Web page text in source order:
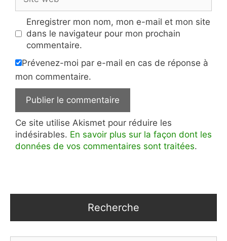
web
Enregistrer mon nom, mon e-mail et mon site
dans le navigateur pour mon prochain
commentaire.
Prévenez-moi par e-mail en cas de réponse à
mon commentaire.
Ce site utilise Akismet pour réduire les
indésirables. En savoir plus sur la façon dont les
données de vos commentaires sont traitées.
Recherche